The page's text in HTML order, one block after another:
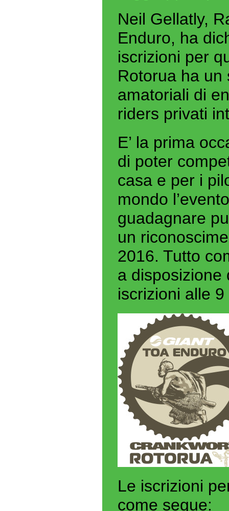
Neil Gellatly,
Enduro, ha
iscrizioni per
Rotorua ha un
amatoriali di
riders privati
E’ la prima
di poter
casa e per i
mondo
guadagnare
un
2016. Tutto
a disposizione
iscrizioni alle
Le iscrizioni
come segue: